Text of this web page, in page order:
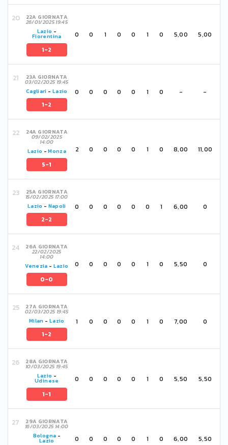
22A GIORNATA
26/01/2025 19:45
Lazio -
Fiorentina
1-2
0 0 1 0 0 1 0 5,00 5,00
23A GIORNATA
03/02/2025 19:45
Cagliari - Lazio
1-2
0 0 0 0 0 1 0 - -
24A GIORNATA
09/02/2025
14:00
Lazio -Monza
5-1
2 0 0 0 0 1 0 8,00 11,00
25A GIORNATA
15/02/2025 17:00
Lazio - Napoli
2-2
0 0 0 0 0 0 1 6,00 0
26A GIORNATA
22/02/2025
14:00
Venezia - Lazio
0-0
0 0 0 0 0 1 0 5,50 0
27A GIORNATA
02/03/2025 19:45
Milan - Lazio
1-2
1 0 0 0 0 1 0 7,00 0
28A GIORNATA
10/03/2025 19:45
Lazio -
Udinese
1-1
0 0 0 0 0 1 0 5,50 5,50
29A GIORNATA
16/03/2025 14:00
Bologna -
Lazio 0 0 0 0 0 1 0 6,00 5,50